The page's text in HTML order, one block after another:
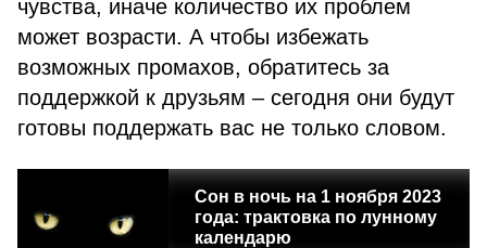
чувства, иначе количество их проблем
может возрасти. А чтобы избежать
возможных промахов, обратитесь за
поддержкой к друзьям – сегодня они будут
готовы поддержать вас не только словом.
Сон в ночь на 1 ноября 2023
года: трактовка по лунному
календарю